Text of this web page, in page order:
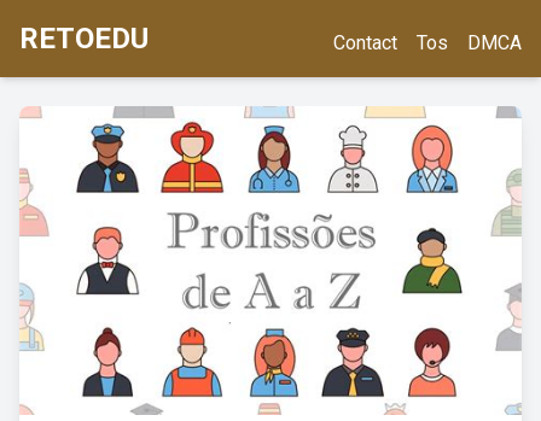
RETOEDU Contact Tos DMCA